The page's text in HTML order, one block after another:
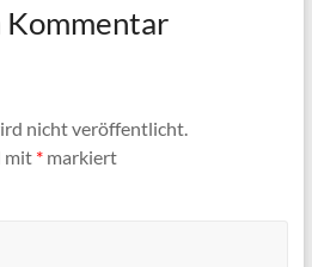
Kommentar
nicht veröffentlicht.
mit *markiert